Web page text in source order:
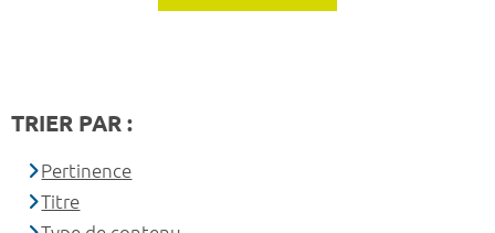
TRIER PAR :
Pertinence
Titre